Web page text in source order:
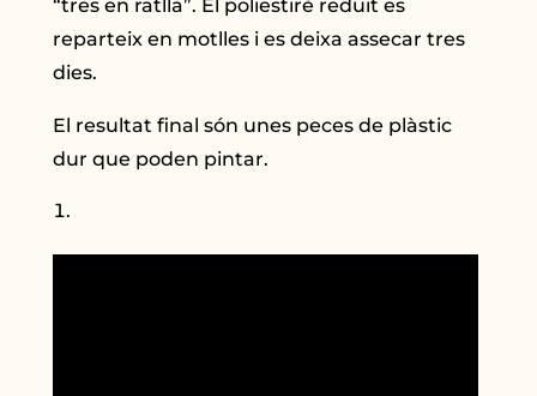
“tres en ratlla”. El poliestirè reduït es
reparteix en motlles i es deixa assecar tres
dies.
El resultat final són unes peces de plàstic
dur que poden pintar.